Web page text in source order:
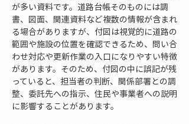
が多い資料です。道路台帳そのものには調
書、図面、関連資料など複数の情報が含まれ
る場合がありますが、付図は視覚的に道路の
範囲や施設の位置を確認できるため、問い合
わせ対応や更新作業の入口になりやすい特徴
があります。そのため、付図の中に誤記が残
っていると、担当者の判断、関係部署との調
整、委託先への指示、住民や事業者への説明
に影響することがあります。